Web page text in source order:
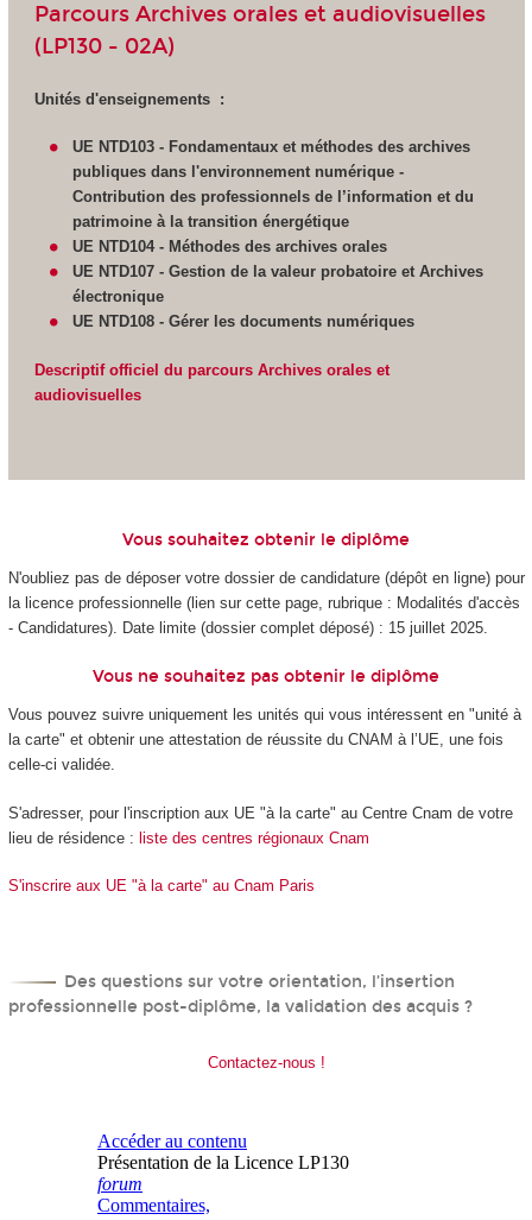
Parcours Archives orales et audiovisuelles
(LP130 - 02A)
Unités d'enseignements :
UE NTD103 - Fondamentaux et méthodes des archives
publiques dans l'environnement numérique -
Contribution des professionnels de l’information et du
patrimoine à la transition énergétique
UE NTD104 - Méthodes des archives orales
UE NTD107 - Gestion de la valeur probatoire et Archives
électronique
UE NTD108 - Gérer les documents numériques
Descriptif officiel du parcours Archives orales et
audiovisuelles
Vous souhaitez obtenir le diplôme
N'oubliez pas de déposer votre dossier de candidature (dépôt en ligne) pour
la licence professionnelle (lien sur cette page, rubrique : Modalités d'accès
- Candidatures). Date limite (dossier complet déposé) : 15 juillet 2025.
Vous ne souhaitez pas obtenir le diplôme
Vous pouvez suivre uniquement les unités qui vous intéressent en "unité à
la carte" et obtenir une attestation de réussite du CNAM à l’UE, une fois
celle-ci validée.
S'adresser, pour l'inscription aux UE "à la carte" au Centre Cnam de votre
lieu de résidence : liste des centres régionaux Cnam
S'inscrire aux UE "à la carte" au Cnam Paris
Des questions sur votre orientation, l’insertion
professionnelle post-diplôme, la validation des acquis ?
Contactez-nous !